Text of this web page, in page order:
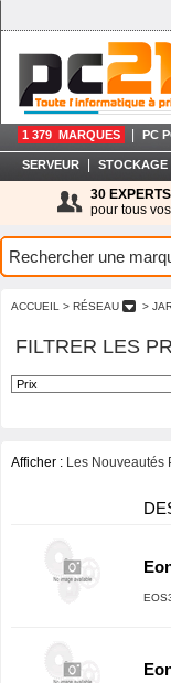
1 379 MARQUES PC
SERVEUR STOCKAGE
30
pour tous
ACCUEIL > RÉSEAU >
FILTRER LES
Afficher : Les Nouveautés